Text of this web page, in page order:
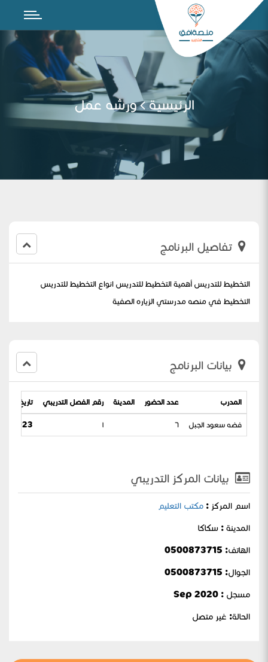
الرئيسية ورشه عمل
تفاصيل البرنامج
التخطيط للتدريس أهمية التخطيط للتدريس انواع التخطيط للتدريس
التخطيط في منصه مدرستي الزياره الصفية
بيانات البرنامج
المدرب عدد الحضور المدينة رقم الفصل التدريبي تاريخ
فضه سعود الجبل ٦ ١ / 17-02-1445
بيانات المركز التدريبي
اسم المركز : مكتب التعليم
المدينة : سكاكا
الهاتف: 0500873715
الجوال:
مسجل : Sep 2020
الحالة: غير متصل